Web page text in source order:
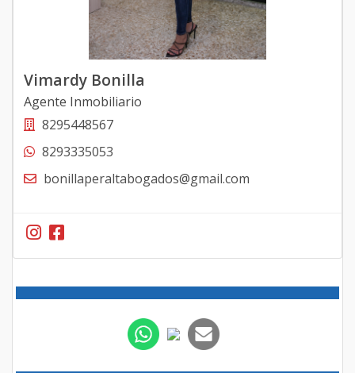
Vimardy Bonilla
Agente Inmobiliario
8295448567
8293335053
bonillaperaltabogados@gmail.com